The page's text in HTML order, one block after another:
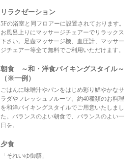
リラクゼーション
5Fの浴室と同フロアーに設置されております。
お風呂上りにマッサージチェアーでリラックス
下さい。足壺マッサージ機、血圧計、マッサー
ジチェアー等全て無料でご利用いただけます。
朝食 ～和・洋食バイキングスタイル～
（※一例）
ごはんに味噌汁やパンをはじめ彩り鮮やかなサ
ラダやフレッシュフルーツ。約40種類のお料理
を和洋バイキングスタイルでご用意いたしまし
た。バランスのよい朝食で、バランスのよい一
日を。
夕食
「それいゆ御膳」